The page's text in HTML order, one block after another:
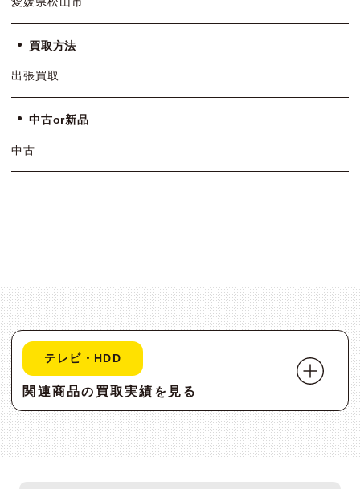
買取方法
出張買取
中古or新品
中古
テレビ・HDD
関連商品の 買取実績 を 見る